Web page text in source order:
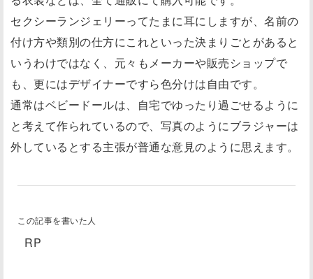
セクシーランジェリーってたまに耳にしますが、名前の
付け方や類別の仕方にこれといった決まりごとがあると
いうわけではなく、元々もメーカーや販売ショップで
も、更にはデザイナーですら色分けは自由です。
通常はベビードールは、自宅でゆったり過ごせるように
と考えて作られているので、写真のようにブラジャーは
外しているとする主張が普通な意見のように思えます。
この記事を書いた人
RP